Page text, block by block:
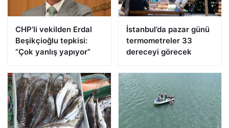
CHP’li vekilden Erdal
Beşikçioğlu tepkisi:
“Çok yanlış yapıyor”
İstanbul’da pazar günü
termometreler 33
dereceyi görecek